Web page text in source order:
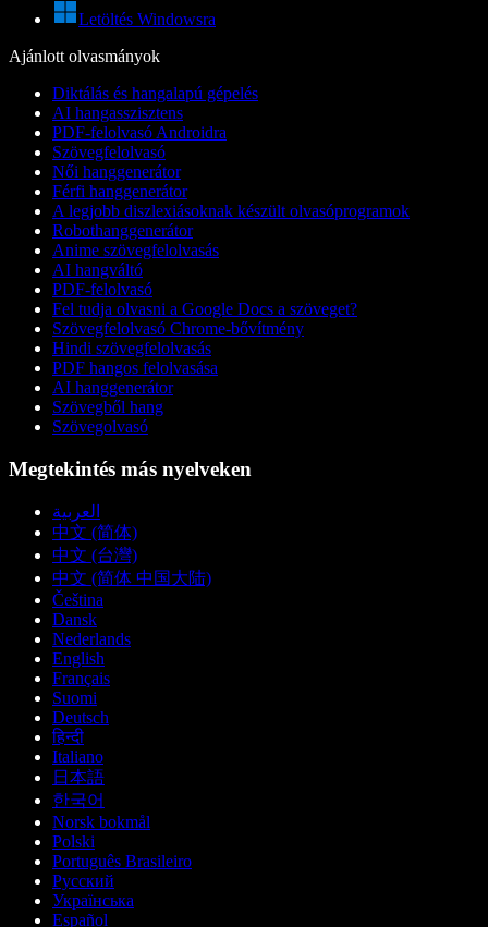
Letöltés Windowsra
Ajánlott olvasmányok
Diktálás és hangalapú gépelés
AI hangasszisztens
PDF-felolvasó Androidra
Szövegfelolvasó
Női hanggenerátor
Férfi hanggenerátor
A legjobb diszlexiásoknak készült olvasóprogramok
Robothanggenerátor
Anime szövegfelolvasás
AI hangváltó
PDF-felolvasó
Fel tudja olvasni a Google Docs a szöveget?
Szövegfelolvasó Chrome-bővítmény
Hindi szövegfelolvasás
PDF hangos felolvasása
AI hanggenerátor
Szövegből hang
Szövegolvasó
Megtekintés más nyelveken
العربية
中文 (简体)
中文 (台灣)
中文 (简体 中国大陆)
Čeština
Dansk
Nederlands
English
Français
Suomi
Deutsch
हिन्दी
Italiano
日本語
한국어
Norsk bokmål
Polski
Português Brasileiro
Русский
Українська
Español